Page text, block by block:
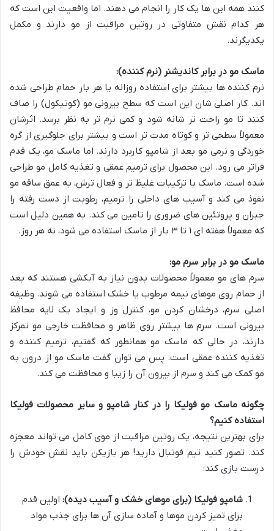
کنند همه این ها یک کار را انجام می دهند. اما واقعیت این است که
هر کدام نقش متفاوتی در روتین مراقبت از مو دارند و مکمل
یکدیگرند.
ماسک مو در برابر کاندیشنر (نرم کننده):
نرم کننده ها بیشتر برای استفاده روزانه یا هر بار حمام طراحی شده
اند. کار اصلی شان این است که سطح بیرونی مو (کوتیکول) را صاف
کنند تا مو راحت تر شانه شود و کمی نرم تر به نظر برسد. اثرشان
معمولاً سطحی تر و کوتاه مدت تر است و بیشتر برای جلوگیری از گره
خوردگی و نرمی مو بعد از شامپو کاربرد دارند. اما ماسک مو، یک قدم
فراتر می رود. این محصول برای ترمیم عمقی و تغذیه کامل مو طراحی
شده است. ماسک با ترکیبات غلیظ تر و فعال ترش، به عمق ساقه مو
نفوذ می کند و آسیب های داخلی را ترمیم، رطوبت از دست رفته را
جبران و پروتئین های ضروری را تامین می کند. به همین دلیل است
که معمولاً هفته ای ۱ تا ۳ بار از ماسک استفاده می شود، نه هر روز.
ماسک مو در برابر سرم مو:
سرم های مو معمولاً محصولات بدون نیاز به آبکشی هستند که بعد
از حمام روی موهای نیمه مرطوب یا خشک استفاده می شوند. وظیفه
اصلی سرم، درخشان کردن مو، کنترل وز و ایجاد یک لایه محافظ
بیرونی است. سرم ها بیشتر روی ظاهر و محافظت خارجی مو تمرکز
دارند، در حالی که ماسک مو همانطور که گفتیم، ترمیم کننده و
تغذیه کننده عمقی است. پس می توان گفت ماسک مو از درون به
مو کمک می کند و سرم از بیرون آن را زیبا و محافظت می کند.
چگونه ماسک مو فولیکا را در کنار شامپو و سایر محصولات فولیکا
استفاده کنیم؟
برای بهترین نتیجه، یک روتین مراقبت از موی کامل می تواند معجزه
کند. تصور کنید تیم فوتبال دارید! هر بازیکن باید نقش خودش را
درست بازی کند:
شامپو فولیکا (برای موهای خشک و آسیب دیده): اولین قدم
برای تمیز کردن موها و آماده سازی آن ها برای جذب مواد